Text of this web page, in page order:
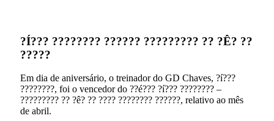
?Í??? ???????? ?????? ????????? ?? ?Ê? ??
?????
Em dia de aniversário, o treinador do GD Chaves, ?í???
????????, foi o vencedor do ??é??? ?í??? ???????? –
????????? ?? ?ê? ?? ???? ???????? ??????, relativo ao mês
de abril.